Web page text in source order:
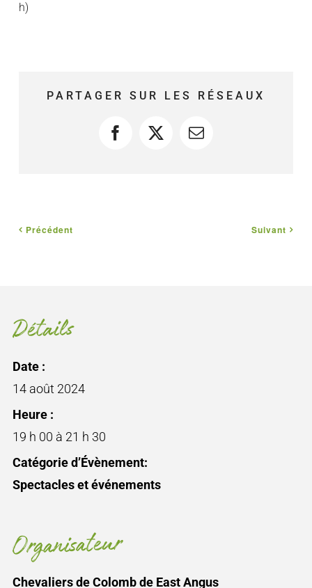
h)
PARTAGER SUR LES RÉSEAUX
Facebook
X Courriel
Précédent Suivant
Détails
Date :
14 août 2024
Heure :
19 h 00 à 21 h 30
Catégorie d’Évènement:
Spectacles et événements
Organisateur
Chevaliers de Colomb de East Angus